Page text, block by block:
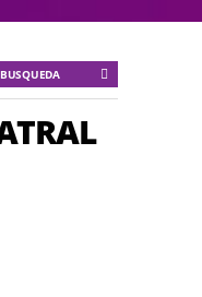
tentación
y sociedad